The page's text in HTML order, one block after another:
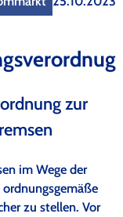
zur
im Wege der
zu stellen. Vor